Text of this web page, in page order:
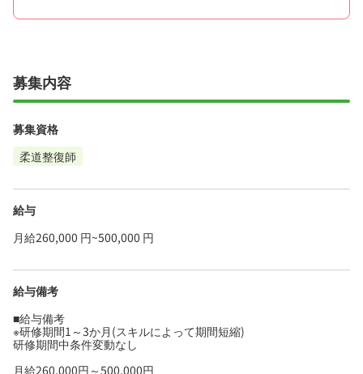
募集内容
募集資格
柔道整復師
給与
月給260,000 円~500,000 円
給与備考
■給与備考
※研修期間1～3か月(スキルによって期間短縮)
研修期間中条件変動なし
月給260,000円～500,000円